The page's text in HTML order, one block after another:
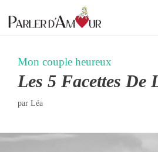
au
Mon couple heureux
Les 5 Facettes De
par Léa